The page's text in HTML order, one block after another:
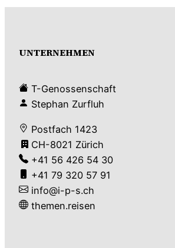
UNTERNEHMEN
T-Genossenschaft
Stephan Zurfluh
Postfach 1423
CH-8021 Zürich
+41 56 426 54 30
+41 79 320 57 91
info@i-p-s.ch
themen.reisen